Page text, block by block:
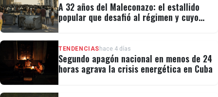
A 32 años del Maleconazo: el estallido
popular que desafió al régimen y cuyo
TENDENCIAS hace 4 días
Segundo apagón nacional en menos de 24
horas agrava la crisis energética en Cuba